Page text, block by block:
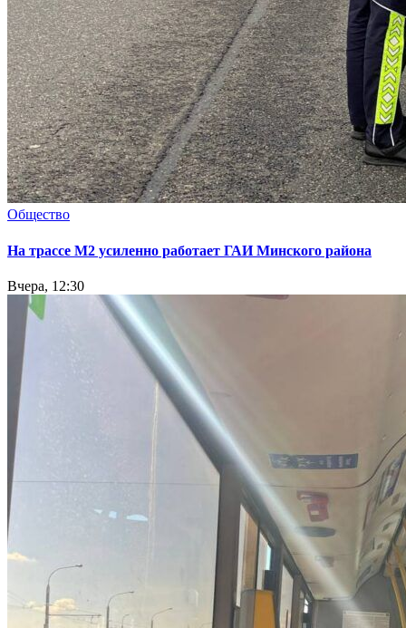
Общество
На трассе М2 усиленно работает ГАИ Минского района
Вчера, 12:30